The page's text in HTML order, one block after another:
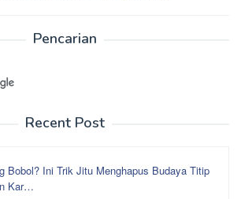
Pencarian
Recent Post
Bobol? Ini Trik Jitu Menghapus Budaya Titip
Kar…